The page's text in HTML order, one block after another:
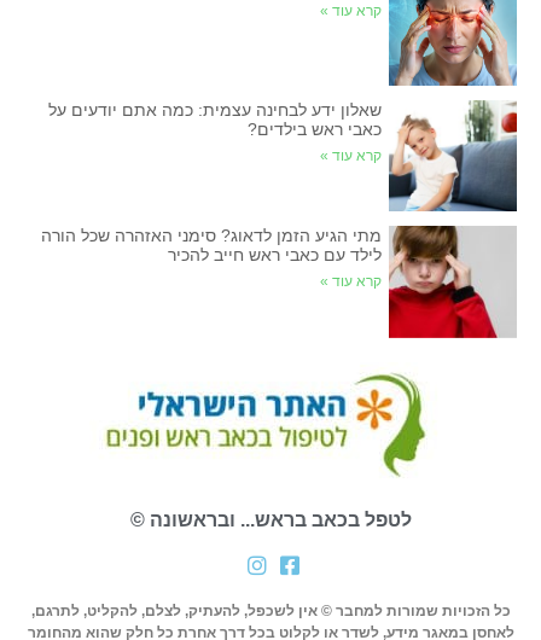
קרא עוד »
שאלון ידע לבחינה עצמית: כמה אתם יודעים על
כאבי ראש בילדים?
קרא עוד »
מתי הגיע הזמן לדאוג? סימני האזהרה שכל הורה
לילד עם כאבי ראש חייב להכיר
קרא עוד »
לטפל בכאב בראש... ובראשונה ©
כל הזכויות שמורות למחבר © אין לשכפל, להעתיק, לצלם, להקליט, לתרגם,
לאחסן במאגר מידע, לשדר או לקלוט בכל דרך אחרת כל חלק שהוא מהחומר